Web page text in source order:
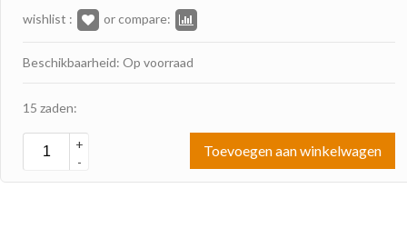
wishlist : or compare:
Beschikbaarheid: Op voorraad
15 zaden:
+
-
Toevoegen aan winkelwagen